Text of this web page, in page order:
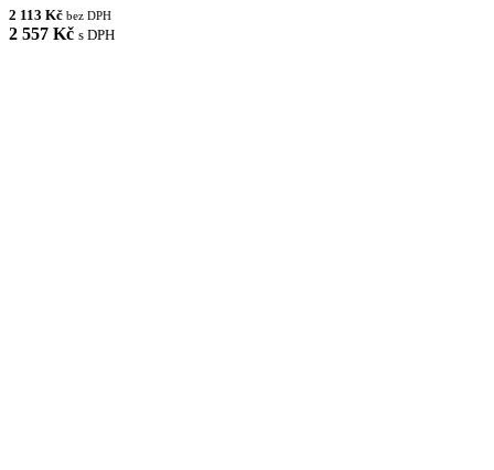
2 113 Kč bez DPH
2 557 Kč s DPH